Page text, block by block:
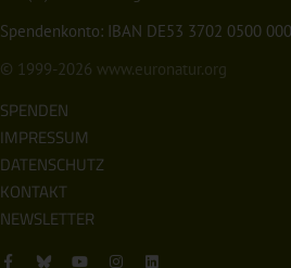
Spendenkonto: IBAN DE53 3702 0500
© 1999-2026 www.euronatur.org
SPENDEN
IMPRESSUM
DATENSCHUTZ
KONTAKT
NEWSLETTER